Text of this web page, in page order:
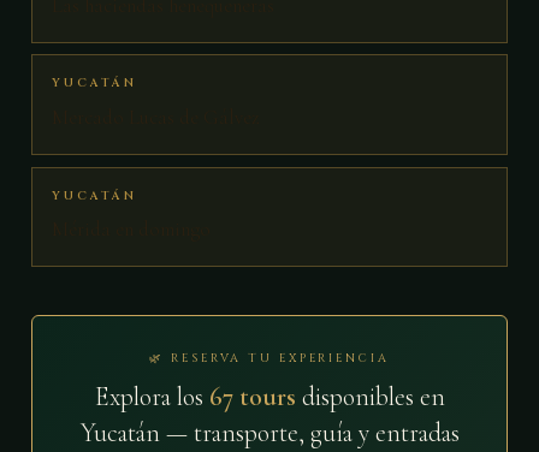
YUCATÁN
YUCATÁN
🌿 RESERVA TU EXPERIENCIA
Explora los 67 tours disponibles en
Yucatán — transporte, guía y entradas